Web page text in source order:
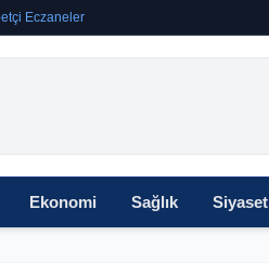
Eczaneler
Ekonomi Sağlık Siyaset